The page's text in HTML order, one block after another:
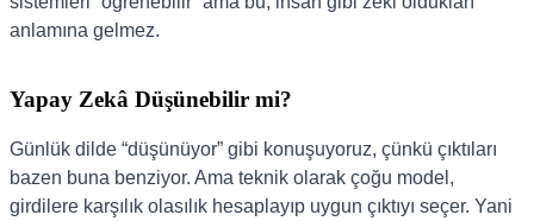
anlamına gelmez.
Yapay Zekâ Düşünebilir mi?
Günlük dilde “düşünüyor” gibi konuşuyoruz, çünkü çıktıları
bazen buna benziyor. Ama teknik olarak çoğu model,
girdilere karşılık olasılık hesaplayıp uygun çıktıyı seçer. Yani